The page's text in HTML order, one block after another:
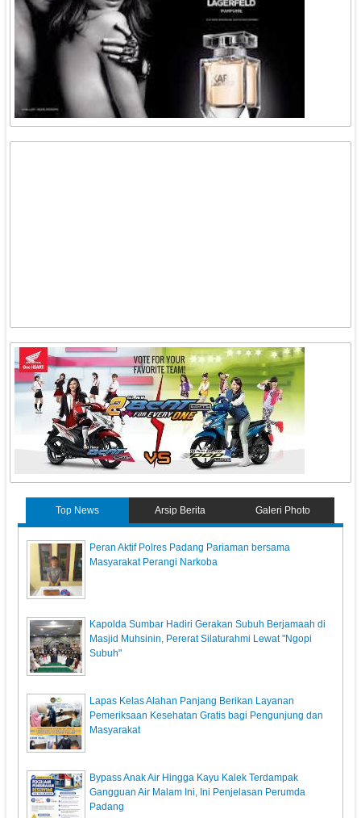
Top News Arsip Berita Galeri Photo
Peran Aktif Polres Padang Pariaman bersama
Masyarakat Perangi Narkoba
Kapolda Sumbar Hadiri Gerakan Subuh Berjamaah di
Masjid Muhsinin, Pererat Silaturahmi Lewat "Ngopi
Subuh"
Lapas Kelas Alahan Panjang Berikan Layanan
Pemeriksaan Kesehatan Gratis bagi Pengunjung dan
Masyarakat
Bypass Anak Air Hingga Kayu Kalek Terdampak
Gangguan Air Malam Ini, Ini Penjelasan Perumda
Padang